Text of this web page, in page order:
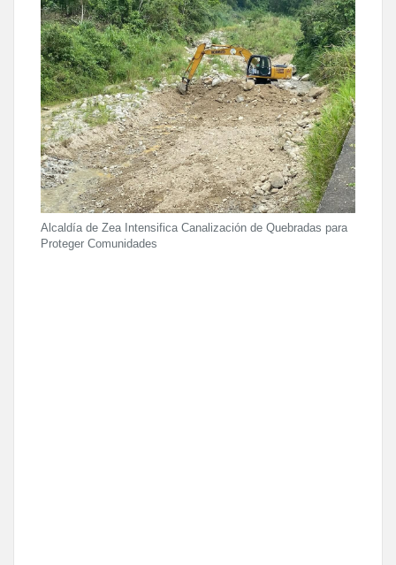
Alcaldía de Zea Intensifica Canalización de Quebradas para
Proteger Comunidades